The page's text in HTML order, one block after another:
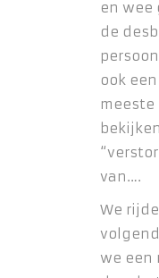
en wee
de
ook
meeste
van….
We
we een